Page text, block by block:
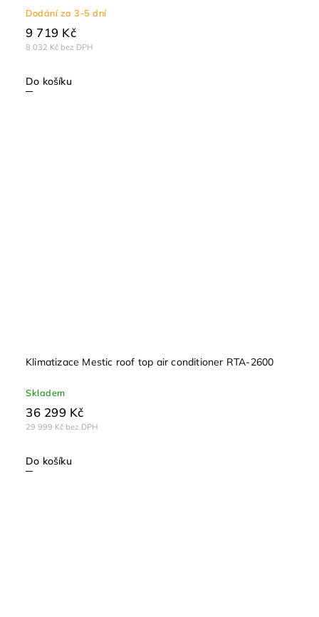
Dodání za 3-5 dní
8 032 Kč bez DPH
9 719 Kč
Do košíku
Klimatizace Mestic roof top air conditioner RTA-2600
Skladem
29 999 Kč bez DPH
36 299 Kč
Do košíku